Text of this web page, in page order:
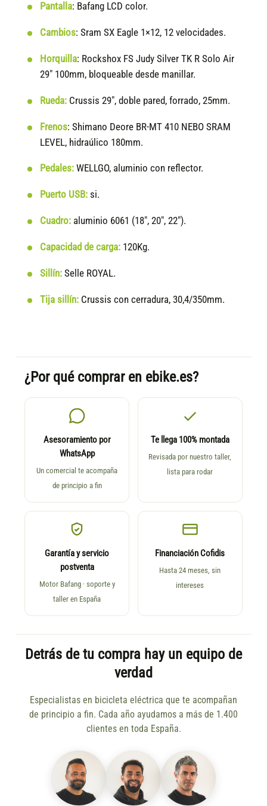
Pantalla: Bafang LCD color.
Cambios: Sram SX Eagle 1×12, 12 velocidades.
Horquilla: Rockshox FS Judy Silver TK R Solo Air
29″ 100mm, bloqueable desde manillar.
Rueda: Crussis 29″, doble pared, forrado, 25mm.
Frenos: Shimano Deore BR-MT 410 NEBO SRAM
LEVEL, hidraúlico 180mm.
Pedales: WELLGO, aluminio con reflector.
Puerto USB: si.
Cuadro: aluminio 6061 (18″, 20″, 22″).
Capacidad de carga: 120Kg.
Sillín: Selle ROYAL.
Tija sillín: Crussis con cerradura, 30,4/350mm.
¿Por qué comprar en ebike.es?
Asesoramiento por
WhatsApp
Un comercial te acompaña
de principio a fin
Te llega 100% montada
Revisada por nuestro taller,
lista para rodar
Garantía y servicio
postventa
Motor Bafang · soporte y
taller en España
Financiación Cofidis
Hasta 24 meses, sin
intereses
Detrás de tu compra hay un equipo de
verdad
Especialistas en bicicleta eléctrica que te acompañan
de principio a fin. Cada año ayudamos a más de 1.400
clientes en toda España.